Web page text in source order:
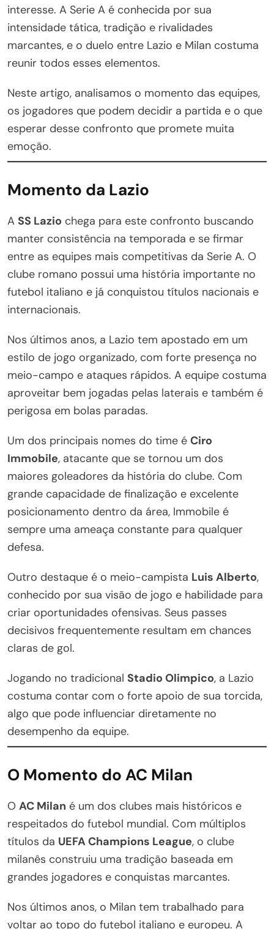
interesse. A Serie A é conhecida por sua
intensidade tática, tradição e rivalidades
marcantes, e o duelo entre Lazio e Milan costuma
reunir todos esses elementos.
Neste artigo, analisamos o momento das equipes,
os jogadores que podem decidir a partida e o que
esperar desse confronto que promete muita
emoção.
Momento da Lazio
A SS Lazio chega para este confronto buscando
manter consistência na temporada e se firmar
entre as equipes mais competitivas da Serie A. O
clube romano possui uma história importante no
futebol italiano e já conquistou títulos nacionais e
internacionais.
Nos últimos anos, a Lazio tem apostado em um
estilo de jogo organizado, com forte presença no
meio-campo e ataques rápidos. A equipe costuma
aproveitar bem jogadas pelas laterais e também é
perigosa em bolas paradas.
Um dos principais nomes do time é Ciro
Immobile, atacante que se tornou um dos
maiores goleadores da história do clube. Com
grande capacidade de finalização e excelente
posicionamento dentro da área, Immobile é
sempre uma ameaça constante para qualquer
defesa.
Outro destaque é o meio-campista Luis Alberto,
conhecido por sua visão de jogo e habilidade para
criar oportunidades ofensivas. Seus passes
decisivos frequentemente resultam em chances
claras de gol.
Jogando no tradicional Stadio Olimpico, a Lazio
costuma contar com o forte apoio de sua torcida,
algo que pode influenciar diretamente no
desempenho da equipe.
O Momento do AC Milan
O AC Milan é um dos clubes mais históricos e
respeitados do futebol mundial. Com múltiplos
títulos da UEFA Champions League, o clube
milanês construiu uma tradição baseada em
grandes jogadores e conquistas marcantes.
Nos últimos anos, o Milan tem trabalhado para
voltar ao topo do futebol italiano e europeu. A